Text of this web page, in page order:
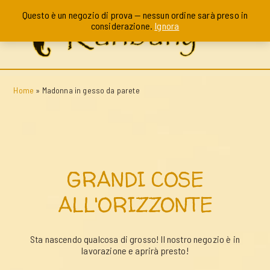
Home » Madonna in gesso da parete
GRANDI COSE
ALL'ORIZZONTE
Sta nascendo qualcosa di grosso! Il nostro negozio è in
lavorazione e aprirà presto!
Questo è un negozio di prova — nessun ordine sarà preso in
considerazione. Ignora